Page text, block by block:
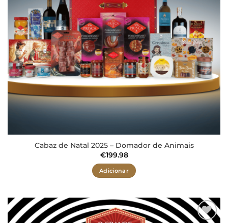
Cabaz de Natal 2025 – Domador de Animais
€199.98
Adicionar